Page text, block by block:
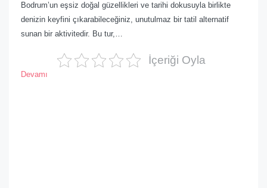
Bodrum’un eşsiz doğal güzellikleri ve tarihi dokusuyla birlikte
denizin keyfini çıkarabileceğiniz, unutulmaz bir tatil alternatif
sunan bir aktivitedir. Bu tur,…
İçeriği Oyla
Devamı